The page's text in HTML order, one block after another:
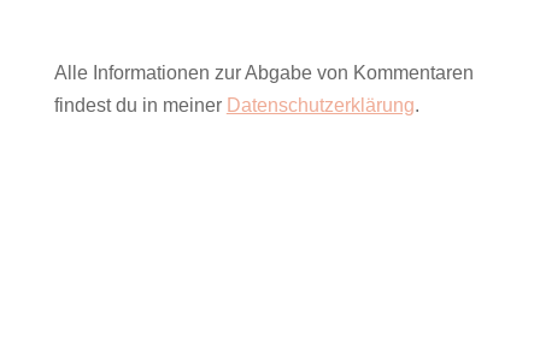
Alle Informationen zur Abgabe von Kommentaren
findest du in meiner Datenschutzerklärung.